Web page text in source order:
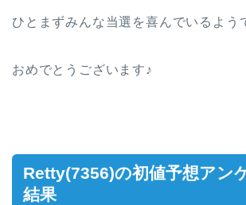
ひとまずみんな当選を喜んでいるよう
おめでとうございます♪
Retty(7356)の初値予想アン
結果